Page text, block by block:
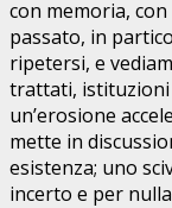
con memoria,
passato, in
ripetersi, e
trattati,
un’erosione
mette in
esistenza; uno
incerto e per